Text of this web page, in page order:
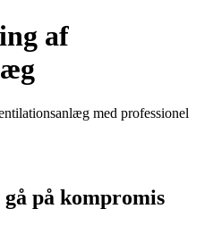
af
med professionel
på kompromis